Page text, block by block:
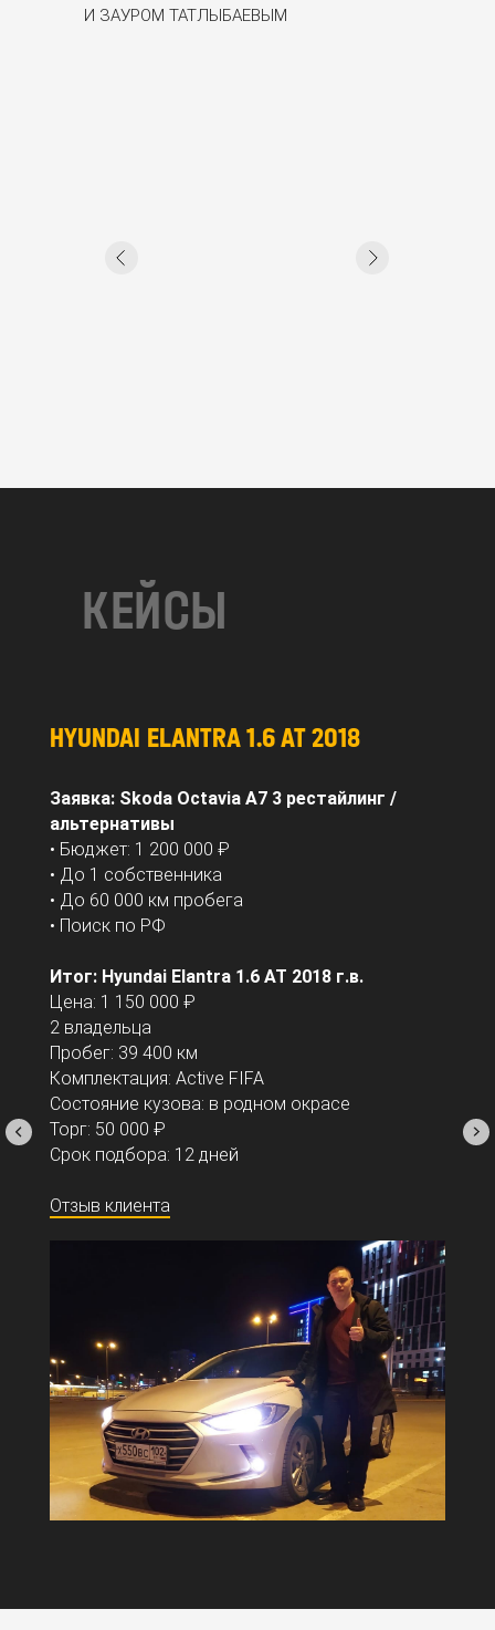
И ЗАУРОМ ТАТЛЫБАЕВЫМ
КЕЙСЫ
HYUNDAI ELANTRA 1.6 AT 2018
Заявка: Skoda Octavia A7 3 рестайлинг /
альтернативы
• Бюджет: 1 200 000 ₽
• До 1 собственника
• До 60 000 км пробега
• Поиск по РФ
Итог: Hyundai Elantra 1.6 AT 2018 г.в.
Цена: 1 150 000 ₽
2 владельца
Пробег: 39 400 км
Комплектация: Active FIFA
Состояние кузова: в родном окрасе
Торг: 50 000 ₽
Срок подбора: 12 дней
Отзыв клиента